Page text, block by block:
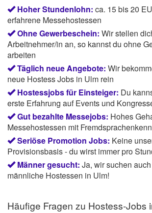
Hoher Stundenlohn: ca. 15 bis 20
erfahrene Messehostessen
Ohne Gewerbeschein: Wir stellen
Arbeitnehmer/in an, so kannst du ohne
arbeiten
Täglich neue Angebote: Wir
neue Hostess Jobs in Ulm rein
Hostessjobs für Einsteiger: Du
erste Erfahrung auf Events und
Gut bezahlte Messejobs: Hohes
Messehostessen mit
Seriöse Promotion Jobs: Keine
Provisionsbasis - du wirst immer pro
Männer gesucht: Ja, wir suchen
männliche Hostessen in Ulm!
Häufige Fragen zu Hostess-Jobs